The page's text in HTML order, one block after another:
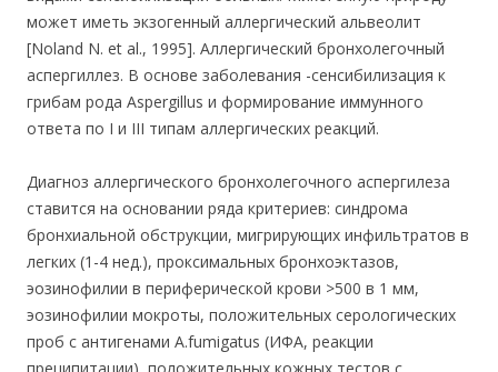
может иметь экзогенный аллергический альвеолит
[Noland N. et al., 1995]. Аллергический бронхолегочный
аспергиллез. В основе заболевания -сенсибилизация к
грибам рода Aspergillus и формирование иммунного
ответа по I и III типам аллергических реакций.
Диагноз аллергического бронхолегочного аспергилеза
ставится на основании ряда критериев: синдрома
бронхиальной обструкции, мигрирующих инфильтратов в
легких (1-4 нед.), проксимальных бронхоэктазов,
эозинофилии в периферической крови >500 в 1 мм,
эозинофилии мокроты, положительных серологических
проб с антигенами A.fumigatus (ИФА, реакции